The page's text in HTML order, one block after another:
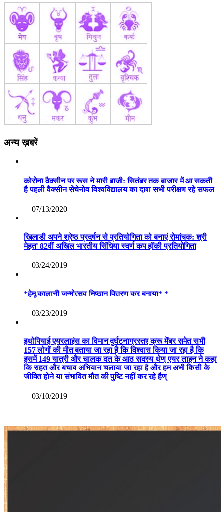
अन्य ख़बरें
कोरोना वैक्सीन पर रूस ने मारी बाजी: सितंबर तक बाजार में आ सकती
है पहली वैक्सीन सेचेनोव विश्वविद्यालय का दावा सभी परीक्षण रहे सफल
—07/13/2020
खिलाडी अपने श्रेष्ठ प्रदर्षन से प्रतियोगिता को बनाएं रोमांचक: श्री
मेहता 82वीं अखिल भारतीय सिंधिया स्वर्ण कप हॉकी प्रतियोगिता
—03/24/2019
*हेमू कालानी जन्मोत्सव मिष्ठान वितरण कर बनाया* *
—03/23/2019
इथोपियाई एयरलाइंस का विमान दुर्घटनाग्रस्तए क्रू मेंबर समेत सभी
157 लोगों की मौत बताया जा रहा है कि विश्वास किया जा रहा है कि
इसमें 149 यात्री और चालक दल के आठ सदस्य थेण् एयर लाइन ने कहा
कि राहत और बचाव अभियान चलाया जा रहा है और हम अभी किसी के
जीवित होने या संभावित मौत की पुष्टि नहीं कर रहे हैण्
—03/10/2019